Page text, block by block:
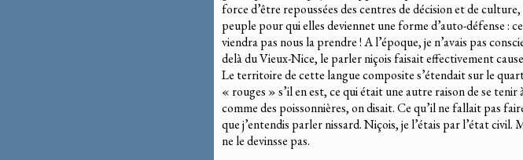
force d’être repoussées des centres de décision et de
peuple pour qui elles deviennet une forme d’auto-défense :
viendra pas nous la prendre ! A l’époque, je n’avais pas
delà du Vieux-Nice, le parler niçois faisait effectivement
Le territoire de cette langue composite s’étendait sur le
« rouges » s’il en est, ce qui était une autre raison de se
comme des poissonnières, on disait. Ce qu’il ne fallait pas
que j’entendis parler nissard. Niçois, je l’étais par l’état
ne le devinsse pas.